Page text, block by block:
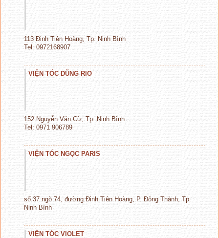
113 Đinh Tiên Hoàng, Tp. Ninh Bình
Tel: 0972168907
VIỆN TÓC DŨNG RIO
152 Nguyễn Văn Cừ, Tp. Ninh Bình
Tel: 0971 906789
VIỆN TÓC NGỌC PARIS
số 37 ngõ 74, đường Đinh Tiên Hoàng, P. Đông Thành, Tp.
Ninh Bình
VIỆN TÓC VIOLET